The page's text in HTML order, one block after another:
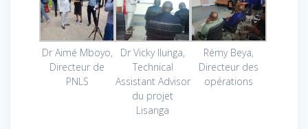
Dr Aimé Mboyo,
Directeur de
PNLS
Dr Vicky Ilunga,
Technical
Assistant Advisor
du projet
Lisanga
Rémy Beya,
Directeur des
opérations